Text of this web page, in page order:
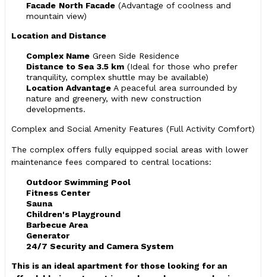
Facade North Facade (Advantage of coolness and
mountain view)
Location and Distance
Complex Name Green Side Residence
Distance to Sea 3.5 km (Ideal for those who prefer
tranquility, complex shuttle may be available)
Location Advantage A peaceful area surrounded by
nature and greenery, with new construction
developments.
Complex and Social Amenity Features (Full Activity Comfort)
The complex offers fully equipped social areas with lower
maintenance fees compared to central locations:
Outdoor Swimming Pool
Fitness Center
Sauna
Children's Playground
Barbecue Area
Generator
24/7 Security and Camera System
This is an ideal apartment for those looking for an